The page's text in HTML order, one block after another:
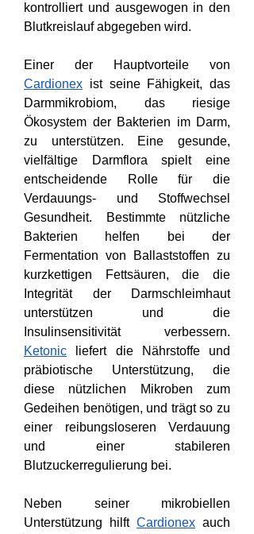
kontrolliert und ausgewogen in den
Blutkreislauf abgegeben wird.
Cardionex ist seine Fähigkeit, das
Darmmikrobiom, das riesige
Ökosystem der Bakterien im Darm,
zu unterstützen. Eine gesunde,
vielfältige Darmflora spielt eine
entscheidende Rolle für die
Verdauungs- und Stoffwechsel
Gesundheit. Bestimmte nützliche
Bakterien helfen bei der
Fermentation von Ballaststoffen zu
kurzkettigen Fettsäuren, die die
Integrität der Darmschleimhaut
unterstützen und die
Ketonic liefert die Nährstoffe und
präbiotische Unterstützung, die
diese nützlichen Mikroben zum
Gedeihen benötigen, und trägt so zu
einer reibungsloseren Verdauung
und einer stabileren
Blutzuckerregulierung bei.
Neben seiner mikrobiellen
Unterstützung hilft Cardionex auch